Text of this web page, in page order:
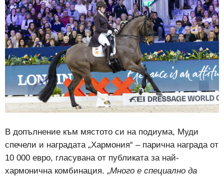
В допълнение към мястото си на подиума, Муди
спечели и наградата „Хармония“ – парична награда от
10 000 евро, гласувана от публиката за най-
хармонична комбинация. „Много е специално да